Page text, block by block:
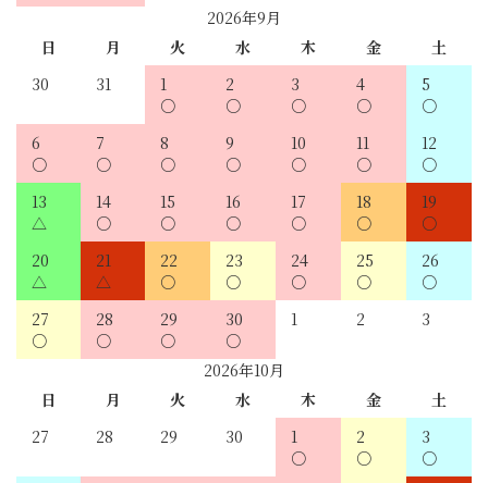
2026年9月
日
月 火 水 木 金
土
30
31 1 2 3 4 5
6 7 8 9 10 11 12
13 14 15 16 17 18 19
20 21 22 23 24 25 26
27 28 29 30 1 2 3
2026年10月
日
月 火 水 木 金
土
27
28 29 30 1 2 3